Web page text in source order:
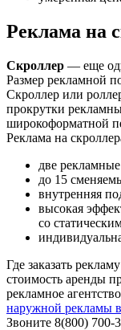
Реклама на
Скроллер — еще
Размер рекламной
Скроллер или
прокрутки
широкоформатной
Реклама на
две
до 15
внутренняя
высокая
со
Где заказать
стоимость аренды
рекламное
наружной рекламы
Звоните 8(800) 700-